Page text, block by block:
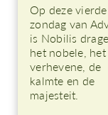
Op deze vierde
zondag van
is Nobilis
het nobele, het
verhevene, de
kalmte en de
majesteit.